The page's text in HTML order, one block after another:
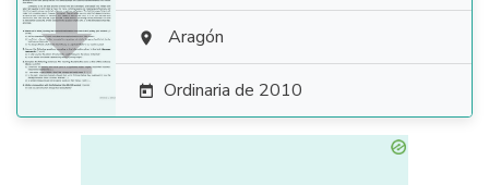
  Aragón
 Ordinaria de 2010